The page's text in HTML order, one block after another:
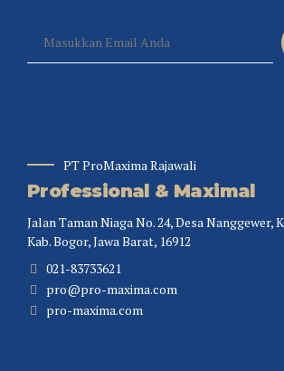
PT ProMaxima Rajawali
Professional & Maximal
Jalan Taman Niaga No. 24, Desa Nanggewer,
Kab. Bogor, Jawa Barat, 16912
021-83733621
pro@pro-maxima.com
pro-maxima.com